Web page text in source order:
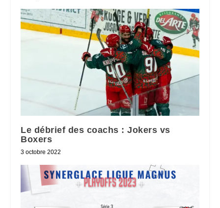
Le débrief des coachs : Jokers vs
Boxers
3 octobre 2022